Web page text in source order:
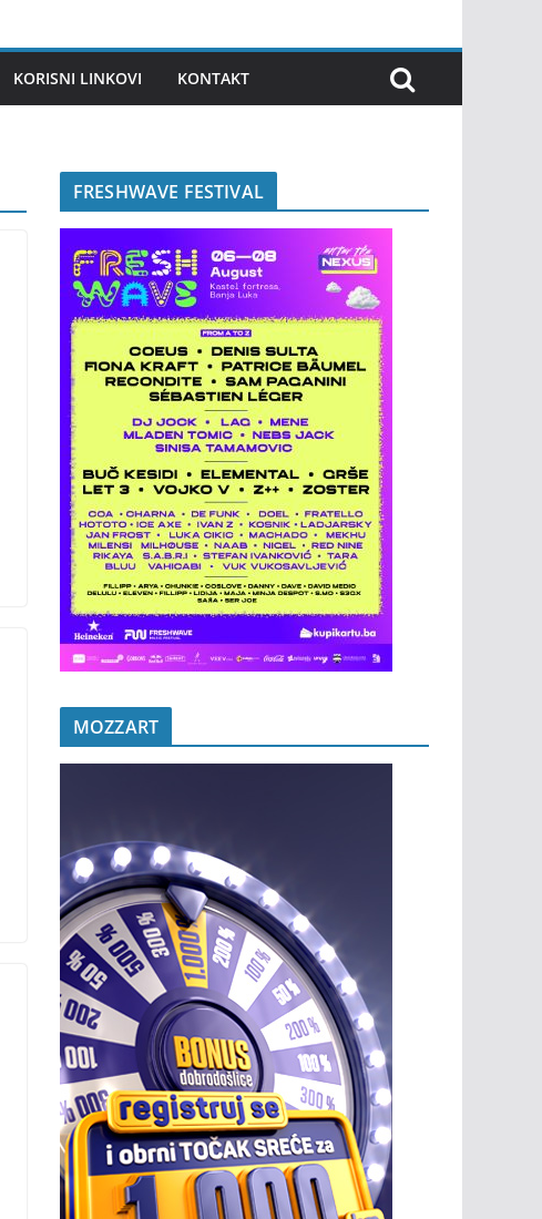
KORISNI LINKOVI KONTAKT
FRESHWAVE FESTIVAL
MOZZART